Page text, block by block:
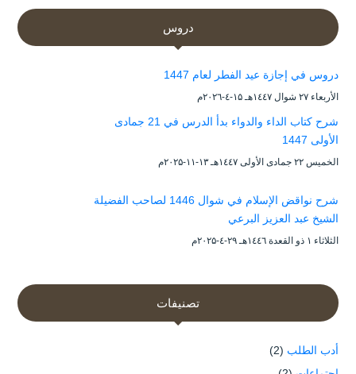
دروس
دروس في إجازة عيد الفطر لعام 1447
الأربعاء ۲۷ شوال ۱٤٤۷هـ ۱۵-٤-۲۰۲٦م
شرح كتاب الداء والدواء بدأ الدرس في 21 جمادى
الأولى 1447
الخميس ۲۲ جمادى الأولى ۱٤٤۷هـ ۱۳-۱۱-۲۰۲۵م
شرح نواقض الإسلام في شوال 1446 لصاحب الفضيلة
الشيخ عبد العزيز البرعي
الثلاثاء ۱ ذو القعدة ۱٤٤٦هـ ۲۹-٤-۲۰۲۵م
تصنيفات
أدب الطلب (2)